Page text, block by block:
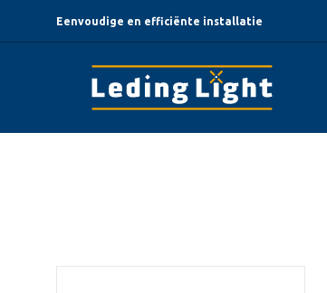
Eenvoudige en efficiënte installatie